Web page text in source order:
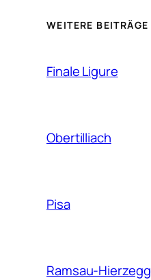
WEITERE BEITRÄGE
Finale Ligure
Obertilliach
Pisa
Ramsau-Hierzegg